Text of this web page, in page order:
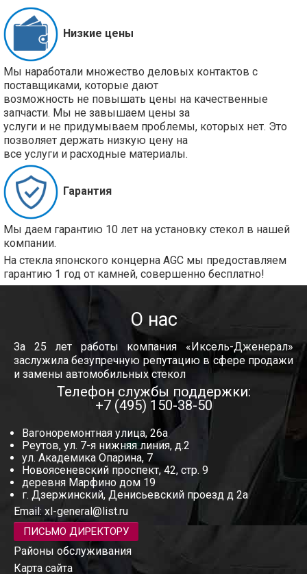
Низкие цены
Мы наработали множество деловых контактов с
поставщиками, которые дают
возможность не повышать цены на качественные
запчасти. Мы не завышаем цены за
услуги и не придумываем проблемы, которых нет. Это
позволяет держать низкую цену на
все услуги и расходные материалы.
Гарантия
Мы даем гарантию 10 лет на установку стекол в нашей
компании.
На стекла японского концерна AGC мы предоставляем
гарантию 1 год от камней, совершенно бесплатно!
О нас
За 25 лет работы компания «Иксель-Дженерал»
заслужила безупречную репутацию в сфере продажи
и замены автомобильных стекол
Телефон службы поддержки:
+7 (495) 150-38-50
Вагоноремонтная улица, 26а
Реутов, ул. 7-я нижняя линия, д.2
ул. Академика Опарина, 7
Новоясеневский проспект, 42, стр. 9
деревня Марфино дом 19
г. Дзержинский, Денисьевский проезд д 2а
Email: xl-general@list.ru
ПИСЬМО ДИРЕКТОРУ
Районы обслуживания
Карта сайта